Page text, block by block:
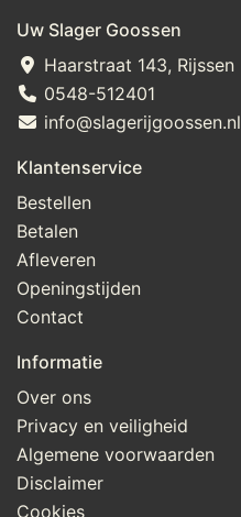
Uw Slager Goossen
Haarstraat 143, Rijssen
0548-512401
info@slagerijgoossen.nl
Klantenservice
Bestellen
Betalen
Afleveren
Openingstijden
Contact
Informatie
Over ons
Privacy en veiligheid
Algemene voorwaarden
Disclaimer
Cookies